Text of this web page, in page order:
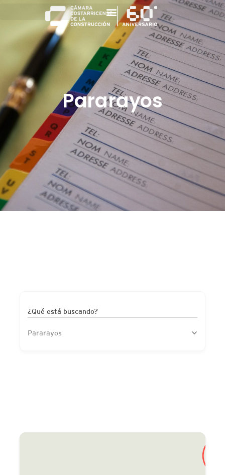
Pararayos
¿Qué está buscando?
Pararayos